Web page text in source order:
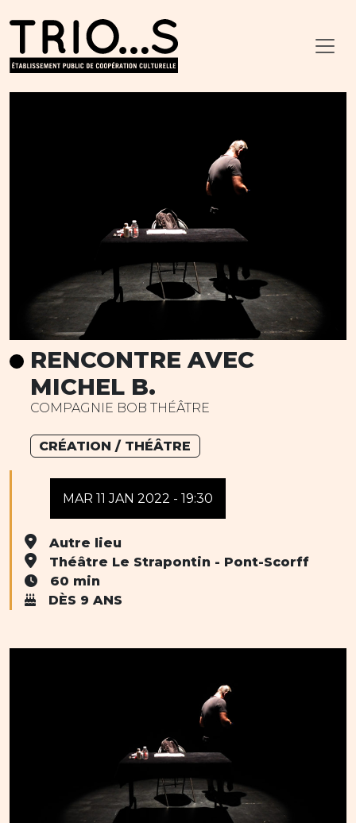
RENCONTRE AVEC
MICHEL B.
COMPAGNIE BOB THÉÂTRE
CRÉATION / THÉÂTRE
MAR 11 JAN 2022 - 19:30
Autre lieu
Théâtre Le Strapontin - Pont-Scorff
60 min
DÈS 9 ANS